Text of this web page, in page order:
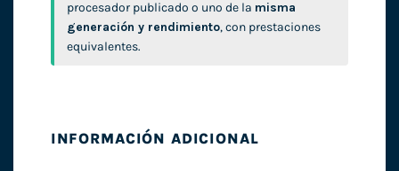
procesador publicado o uno de la misma
generación y rendimiento, con prestaciones
equivalentes.
INFORMACIÓN ADICIONAL